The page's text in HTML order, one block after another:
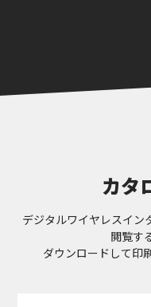
カタ
デジタルワイヤレスイン
閲覧す
ダウンロードして印